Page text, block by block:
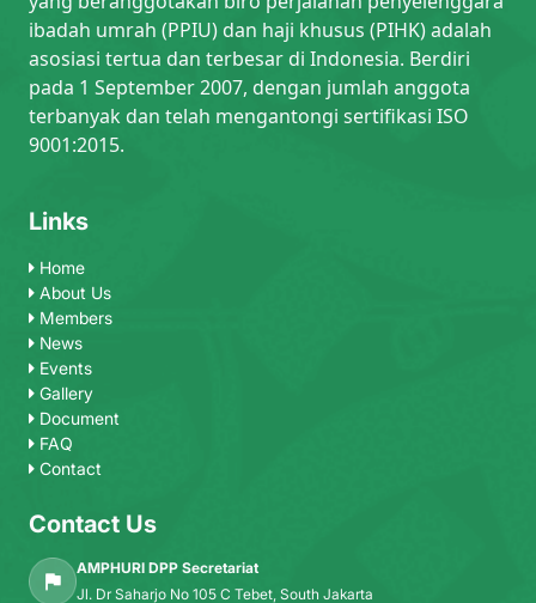
ibadah umrah (PPIU) dan haji khusus (PIHK) adalah
asosiasi tertua dan terbesar di Indonesia. Berdiri
pada 1 September 2007, dengan jumlah anggota
terbanyak dan telah mengantongi sertifikasi ISO
9001:2015.
Links
Home
About Us
Members
News
Events
Gallery
Document
FAQ
Contact
Contact Us
AMPHURI DPP Secretariat
Jl. Dr Saharjo No 105 C Tebet, South Jakarta